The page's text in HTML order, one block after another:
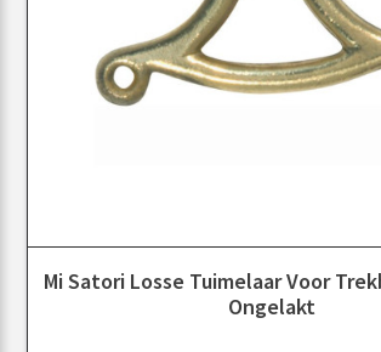
Mi Satori Losse Tuimelaar Voor
Ongelakt